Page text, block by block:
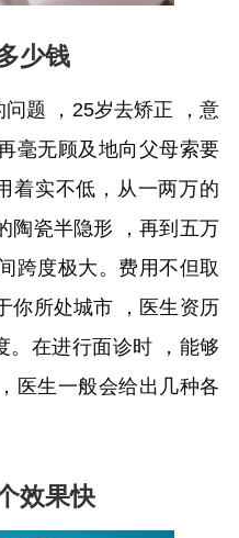
少钱
题 ，25岁去矫正 ，意
毫无顾及地向父母索要
着实不低，从一两万的
陶瓷半隐形 ，再到五万
跨度极大。费用不但取
你所处城市 ，医生资历
。在进行面诊时 ，能够
医生一般会给出几种各
效果快